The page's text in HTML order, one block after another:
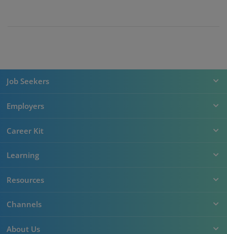
Job Seekers
Employers
Career Kit
Learning
Resources
Channels
About Us